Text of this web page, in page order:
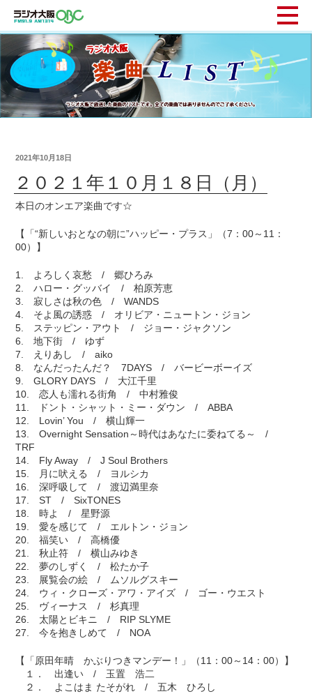
2021年10月18日
２０２１年１０月１８日（月）
本日のオンエア楽曲です☆
【「“新しいおとなの朝に”ハッピー・プラス」（7：00～11：
00）】
1. よろしく哀愁 / 郷ひろみ
2. ハロー・グッバイ / 柏原芳恵
3. 寂しさは秋の色 / WANDS
4. そよ風の誘惑 / オリビア・ニュートン・ジョン
5. ステッピン・アウト / ジョー・ジャクソン
6. 地下街 / ゆず
7. えりあし / aiko
8. なんだったんだ？ 7DAYS / バービーボーイズ
9. GLORY DAYS / 大江千里
10. 恋人も濡れる街角 / 中村雅俊
11. ドント・シャット・ミー・ダウン / ABBA
12. Lovin’ You / 横山輝一
13. Overnight Sensation～時代はあなたに委ねてる～ /
TRF
14. Fly Away / J Soul Brothers
15. 月に吠える / ヨルシカ
16. 深呼吸して / 渡辺満里奈
17. ST / SixTONES
18. 時よ / 星野源
19. 愛を感じて / エルトン・ジョン
20. 福笑い / 高橋優
21. 秋止符 / 横山みゆき
22. 夢のしずく / 松たか子
23. 展覧会の絵 / ムソルグスキー
24. ウィ・クローズ・アワ・アイズ / ゴー・ウエスト
25. ヴィーナス / 杉真理
26. 太陽とビキニ / RIP SLYME
27. 今を抱きしめて / NOA
【「原田年晴 かぶりつきマンデー！」（11：00～14：00）】
１． 出逢い / 玉置 浩二
２． よこはま たそがれ / 五木 ひろし